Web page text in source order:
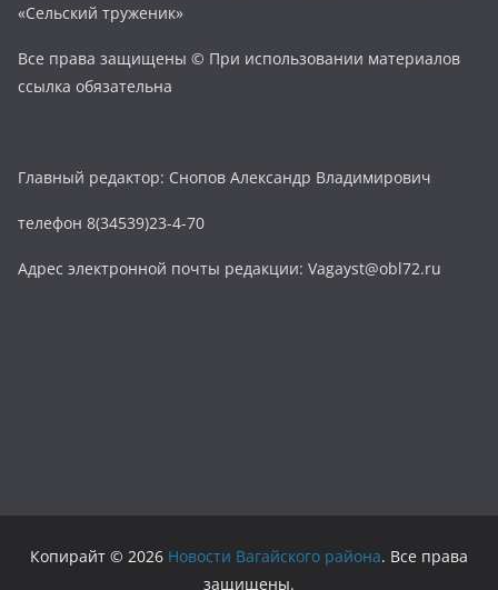
«Сельский труженик»
Все права защищены © При использовании материалов
ссылка обязательна
Главный редактор: Снопов Александр Владимирович
телефон 8(34539)23-4-70
Адрес электронной почты редакции: Vagayst@obl72.ru
Копирайт © 2026 Новости Вагайского района. Все права
защищены.